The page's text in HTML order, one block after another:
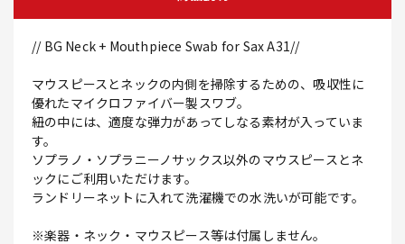
// BG Neck + Mouthpiece Swab for Sax A31//
マウスピースとネックの内側を掃除するための、吸収性に
優れたマイクロファイバー製スワブ。
紐の中には、適度な弾力があってしなる素材が入っていま
す。
ソプラノ・ソプラニーノサックス以外のマウスピースとネ
ックにご利用いただけます。
ランドリーネットに入れて洗濯機での水洗いが可能です。
※楽器・ネック・マウスピース等は付属しません。